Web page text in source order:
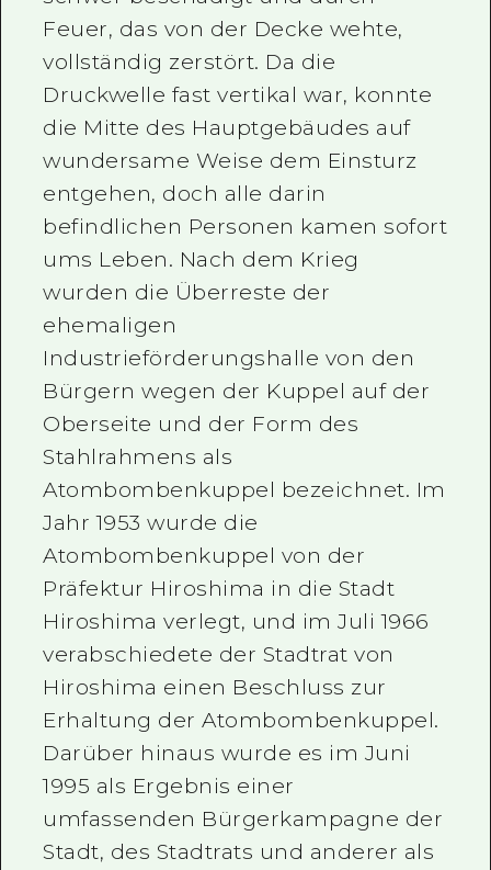
Feuer, das von der Decke wehte,
vollständig zerstört. Da die
Druckwelle fast vertikal war, konnte
die Mitte des Hauptgebäudes auf
wundersame Weise dem Einsturz
entgehen, doch alle darin
befindlichen Personen kamen sofort
ums Leben. Nach dem Krieg
wurden die Überreste der
ehemaligen
Industrieförderungshalle von den
Bürgern wegen der Kuppel auf der
Oberseite und der Form des
Stahlrahmens als
Atombombenkuppel bezeichnet. Im
Jahr 1953 wurde die
Atombombenkuppel von der
Präfektur Hiroshima in die Stadt
Hiroshima verlegt, und im Juli 1966
verabschiedete der Stadtrat von
Hiroshima einen Beschluss zur
Erhaltung der Atombombenkuppel.
Darüber hinaus wurde es im Juni
1995 als Ergebnis einer
umfassenden Bürgerkampagne der
Stadt, des Stadtrats und anderer als